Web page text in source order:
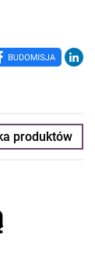
produktów